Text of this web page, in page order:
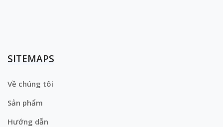
SITEMAPS
Về chúng tôi
Sản phẩm
Hướng dẫn